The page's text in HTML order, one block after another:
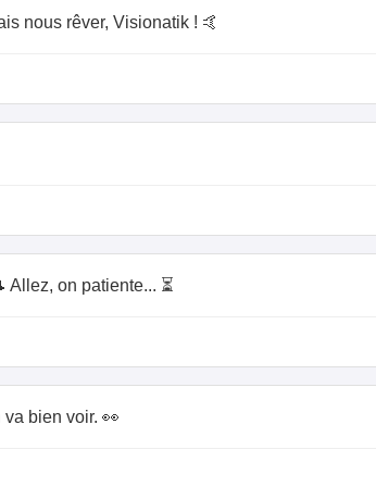
nous rêver, Visionatik ! 🤙
on patiente... ⏳️
bien voir. 👀